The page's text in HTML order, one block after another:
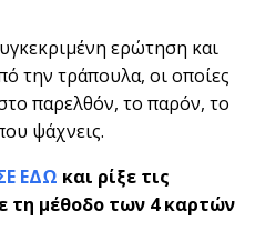
ερώτηση και
την τράπουλα, οι οποίες
παρελθόν, το παρόν, το
ψάχνεις.
ΕΔΩ και ρίξε τις
μέθοδο των 4 καρτών